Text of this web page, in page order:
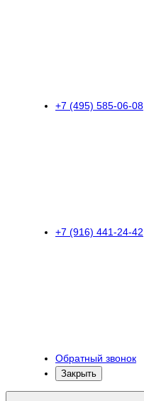
+7 (495) 585-06-08
+7 (916) 441-24-42
Обратный звонок
Закрыть